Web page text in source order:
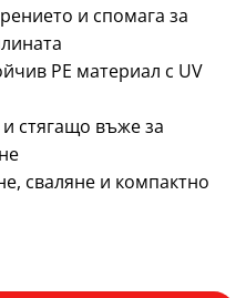
и спомага за
PE материал с UV
стягащо въже за
сваляне и компактно
за басейн 305см –